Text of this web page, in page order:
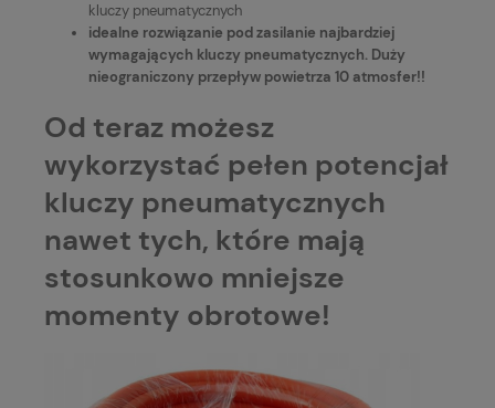
kluczy pneumatycznych
idealne rozwiązanie pod zasilanie najbardziej
wymagających kluczy pneumatycznych. Duży
nieograniczony przepływ powietrza 10 atmosfer!!
Od teraz możesz
wykorzystać pełen potencjał
kluczy pneumatycznych
nawet tych, które mają
stosunkowo mniejsze
momenty obrotowe!